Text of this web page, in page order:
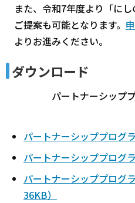
また、令和7年度より「に
ご提案も可能となります。
よりお進みください。
ダウンロード
パートナーシッププ
パートナーシッププログ
パートナーシッププログ
パートナーシッププログ
36KB）